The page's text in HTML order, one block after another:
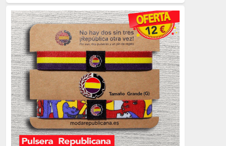
fascismo
(2677)
tardofranquismo
(2320)
Actualidad
(2319)
monarquía
(2253)
borbones
(2176)
Cultura
(2163)
Guerra
(1674)